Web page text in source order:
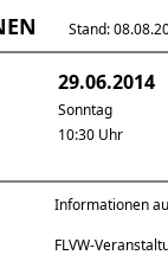
Stand:
29.06.2014
Sonntag
10:30 Uhr
Informationen
FLVW-